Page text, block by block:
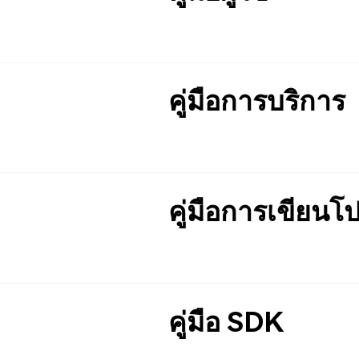
คู่มือการบริการ
คู่มือการเขียนโ
คู่มือ SDK